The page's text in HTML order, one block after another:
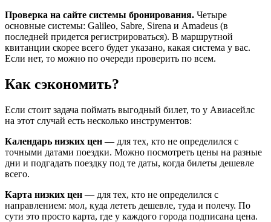
Проверка на сайте системы бронирования. Четыре
основные системы: Galileo, Sabre, Sirena и Amadeus (в
последней придется регистрироваться). В маршрутной
квитанции скорее всего будет указано, какая система у вас.
Если нет, то можно по очереди проверить по всем.
Как сэкономить?
Если стоит задача поймать выгодный билет, то у Авиасейлс
на этот случай есть несколько инструментов:
Календарь низких цен — для тех, кто не определился с
точными датами поездки. Можно посмотреть цены на разные
дни и подгадать поездку под те даты, когда билеты дешевле
всего.
Карта низких цен — для тех, кто не определился с
направлением: мол, куда лететь дешевле, туда и полечу. По
сути это просто карта, где у каждого города подписана цена.